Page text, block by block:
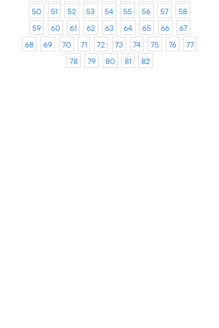
50
51 52 53 54 55 56 57
58
59
60 61 62 63 64 65 66
67
68
69 70 71 72 73 74 75 76
77
78
79 80 81 82